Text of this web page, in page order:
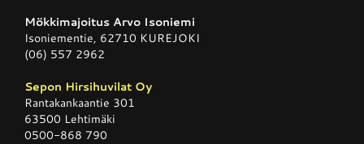
Mökkimajoitus Arvo Isoniemi
Isoniementie, 62710 KUREJOKI
(06) 557 2962
Sepon Hirsihuvilat Oy
Rantakankaantie 301
63500 Lehtimäki
0500-868 790